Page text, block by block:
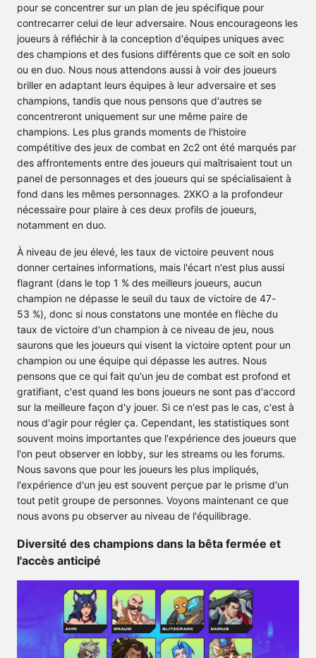
pour se concentrer sur un plan de jeu spécifique pour
contrecarrer celui de leur adversaire. Nous encourageons les
joueurs à réfléchir à la conception d'équipes uniques avec
des champions et des fusions différents que ce soit en solo
ou en duo. Nous nous attendons aussi à voir des joueurs
briller en adaptant leurs équipes à leur adversaire et ses
champions, tandis que nous pensons que d'autres se
concentreront uniquement sur une même paire de
champions. Les plus grands moments de l'histoire
compétitive des jeux de combat en 2c2 ont été marqués par
des affrontements entre des joueurs qui maîtrisaient tout un
panel de personnages et des joueurs qui se spécialisaient à
fond dans les mêmes personnages. 2XKO a la profondeur
nécessaire pour plaire à ces deux profils de joueurs,
notamment en duo.
À niveau de jeu élevé, les taux de victoire peuvent nous
donner certaines informations, mais l'écart n'est plus aussi
flagrant (dans le top 1 % des meilleurs joueurs, aucun
champion ne dépasse le seuil du taux de victoire de 47-
53 %), donc si nous constatons une montée en flèche du
taux de victoire d'un champion à ce niveau de jeu, nous
saurons que les joueurs qui visent la victoire optent pour un
champion ou une équipe qui dépasse les autres. Nous
pensons que ce qui fait qu'un jeu de combat est profond et
gratifiant, c'est quand les bons joueurs ne sont pas d'accord
sur la meilleure façon d'y jouer. Si ce n'est pas le cas, c'est à
nous d'agir pour régler ça. Cependant, les statistiques sont
souvent moins importantes que l'expérience des joueurs que
l'on peut observer en lobby, sur les streams ou les forums.
Nous savons que pour les joueurs les plus impliqués,
l'expérience d'un jeu est souvent perçue par le prisme d'un
tout petit groupe de personnes. Voyons maintenant ce que
nous avons pu observer au niveau de l'équilibrage.
Diversité des champions dans la bêta fermée et
l'accès anticipé